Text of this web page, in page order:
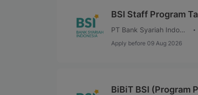
BSI Staff Program
PT Bank Syariah Indonesia (Persero) Tbk
Apply before 09 Aug 2026
BiBiT BSI (Program